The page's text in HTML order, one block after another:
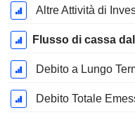
Flusso di cassa
Debito a Lungo
Debito Totale